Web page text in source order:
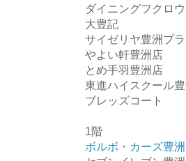
ダイニングフクロウ
大豊記
サイゼリヤ豊洲プ
やよい軒豊洲店
とめ手羽豊洲店
東進ハイスクール
ブレッズコート
1階
ボルボ・カーズ豊洲